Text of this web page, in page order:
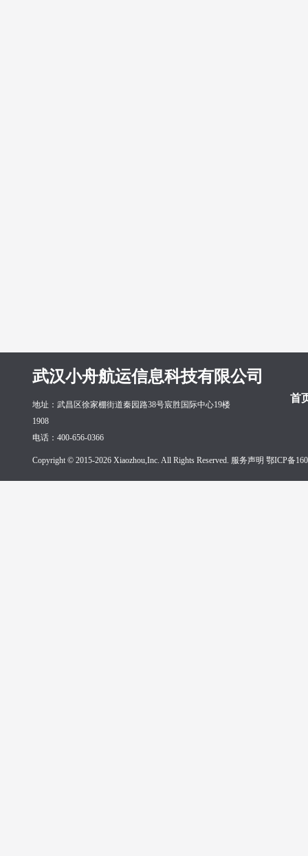
武汉小舟航运信息科技有限公司
首
地址：武昌区徐家棚街道秦园路38号宸胜国际中心19楼
1908
电话：400-656-0366
Copyright © 2015-2026 Xiaozhou,Inc. All Rights Reserved. 服务声明 鄂ICP备